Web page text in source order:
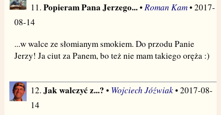
11. Popieram Pana Jerzego...• Roman Kam• 2017-
08-14
...w walce ze słomianym smokiem. Do przodu Panie
Jerzy! Ja ciut za Panem, bo też nie mam takiego oręża :)
12. Jak walczyć z...? • Wojciech Jóźwiak• 2017-08-
14